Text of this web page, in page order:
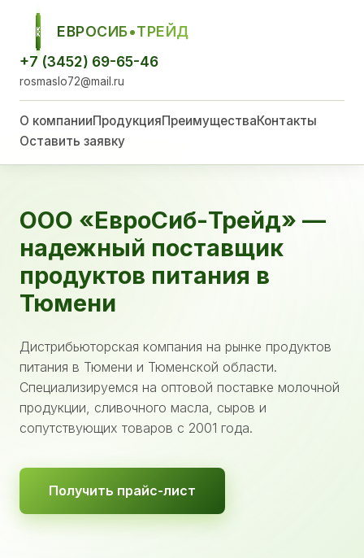
ЕСТ
ЕВРОСИБ•ТРЕЙД
+7 (3452) 69-65-46
rosmaslo72@mail.ru
О компанииПродукцияПреимуществаКонтакты
Оставить заявку
ООО «ЕвроСиб-Трейд» —
надежный поставщик
продуктов питания в
Тюмени
Дистрибьюторская компания на рынке продуктов
питания в Тюмени и Тюменской области.
Специализируемся на оптовой поставке молочной
продукции, сливочного масла, сыров и
сопутствующих товаров с 2001 года.
Получить прайс-лист